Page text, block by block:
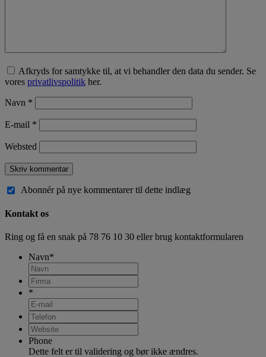
Afkryds for samtykke til, at vi behandler den data du sender. Se
vores privatlivspolitik her.
Navn *
E-mail *
Websted
Abonnér på nye kommentarer til dette indlæg
Kontakt os
Ring og få en snak på 78 76 10 30 eller brug kontaktformularen
Navn*
*
Phone
Dette felt er til validering og bør ikke ændres.